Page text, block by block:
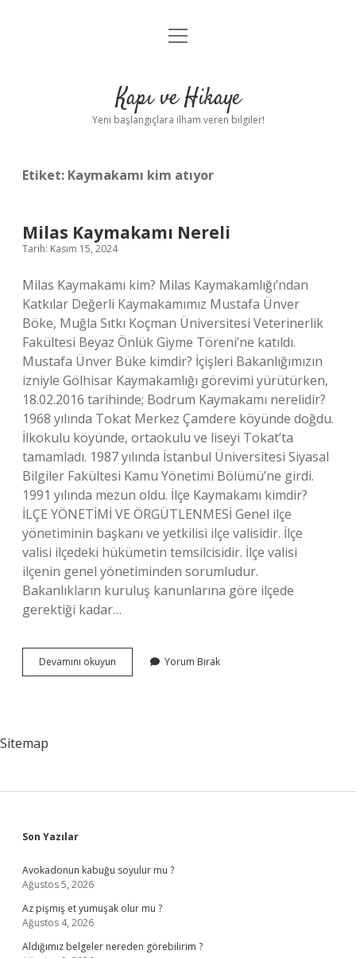
Anasayfa
Yasal Uyarı
menüyü
Kapı ve Hikaye
Yeni başlangıçlara ilham veren bilgiler!
Etiket: Kaymakamı kim atıyor
Milas Kaymakamı Nereli
Tarih: Kasım 15, 2024
Milas Kaymakamı kim? Milas Kaymakamlığı’ndan
Katkılar Değerli Kaymakamımız Mustafa Ünver
Böke, Muğla Sıtkı Koçman Üniversitesi Veterinerlik
Fakültesi Beyaz Önlük Giyme Töreni’ne katıldı.
Mustafa Ünver Büke kimdir? İçişleri Bakanlığımızın
izniyle Gölhisar Kaymakamlığı görevimi yürütürken,
18.02.2016 tarihinde; Bodrum Kaymakamı nerelidir?
1968 yılında Tokat Merkez Çamdere köyünde doğdu.
İlkokulu köyünde, ortaokulu ve liseyi Tokat’ta
tamamladı. 1987 yılında İstanbul Üniversitesi Siyasal
Bilgiler Fakültesi Kamu Yönetimi Bölümü’ne girdi.
1991 yılında mezun oldu. İlçe Kaymakamı kimdir?
İLÇE YÖNETİMİ VE ÖRGÜTLENMESİ Genel ilçe
yönetiminin başkanı ve yetkilisi ilçe valisidir. İlçe
valisi ilçedeki hükümetin temsilcisidir. İlçe valisi
ilçenin genel yönetiminden sorumludur.
Bakanlıkların kuruluş kanunlarına göre ilçede
gerektiği kadar…
Devamını okuyun
Kaymakamı
Yorum Bırak
Sitemap
Sidebar
Son Yazılar
Avokadonun kabuğu soyulur mu ?
Ağustos 5, 2026
Az pişmiş et yumuşak olur mu ?
Ağustos 4, 2026
Aldığımız belgeler nereden görebilirim ?